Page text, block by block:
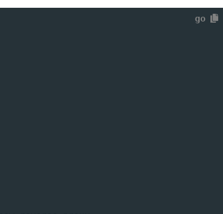
go